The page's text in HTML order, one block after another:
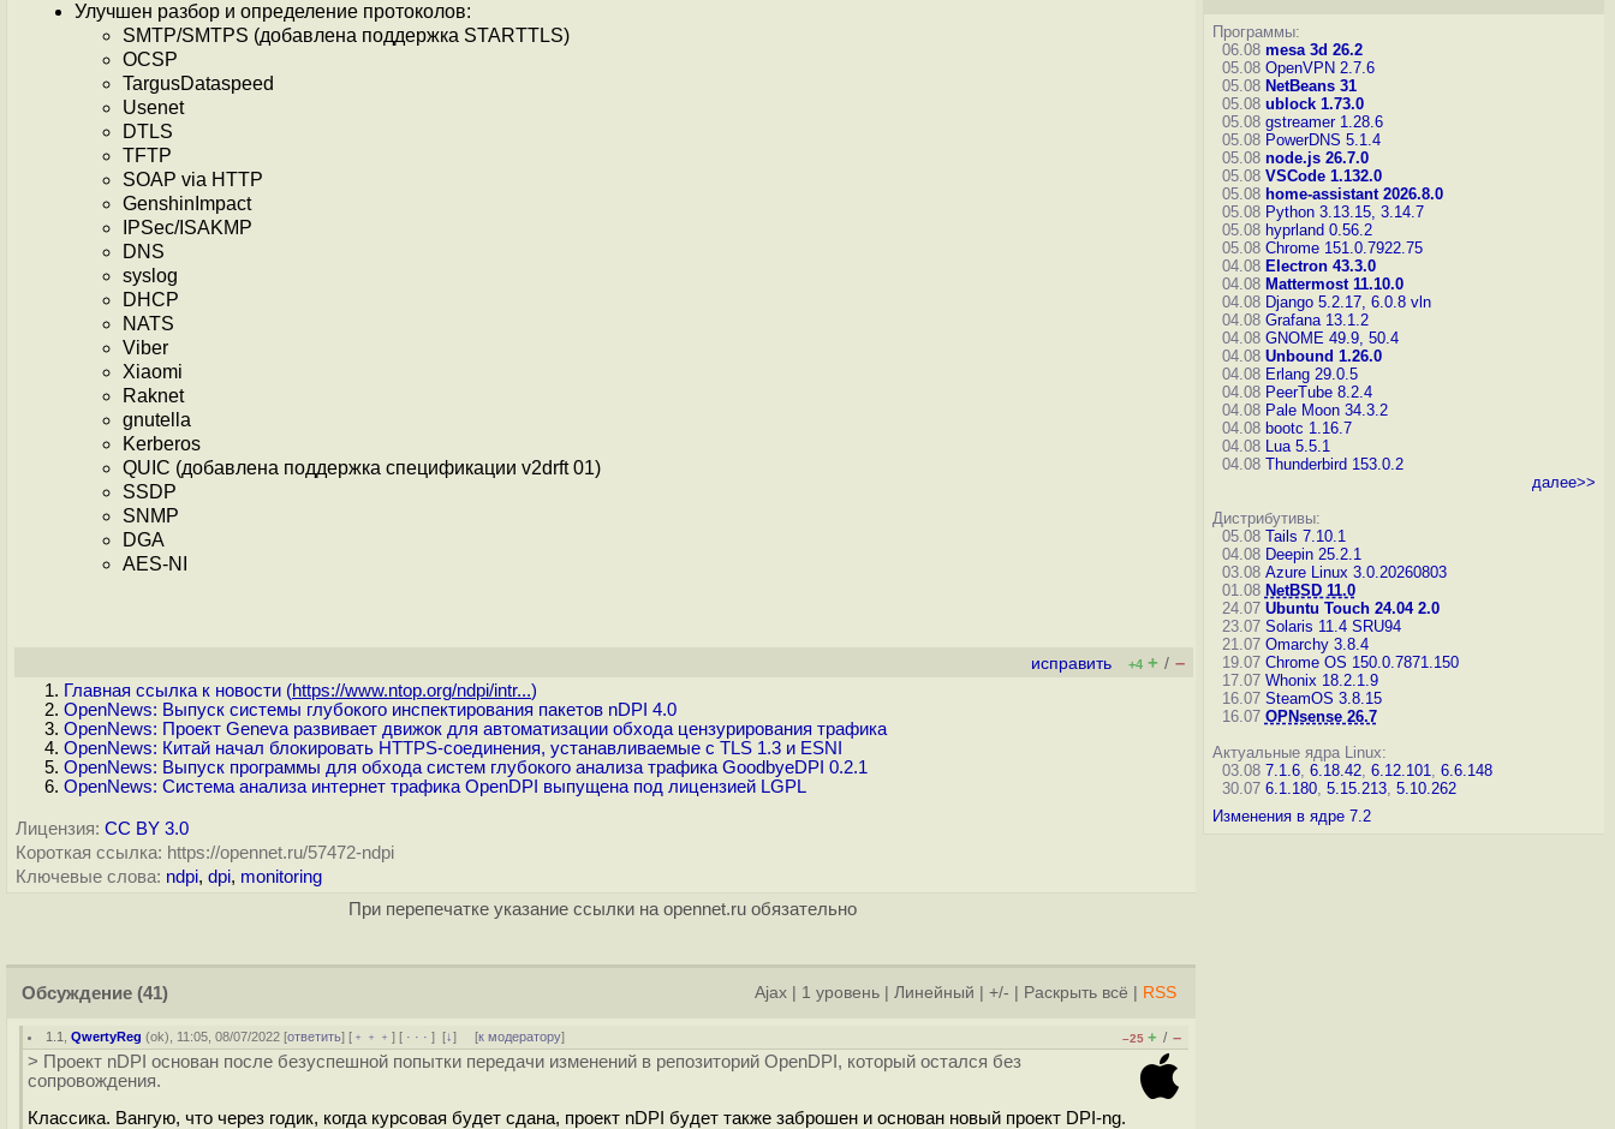
Улучшен разбор и определение протоколов:
SMTP/SMTPS (добавлена поддержка STARTTLS)
OCSP
TargusDataspeed
Usenet
DTLS
TFTP
SOAP via HTTP
GenshinImpact
IPSec/ISAKMP
DNS
syslog
DHCP
NATS
Viber
Xiaomi
Raknet
gnutella
Kerberos
QUIC (добавлена поддержка спецификации v2drft 01)
SSDP
SNMP
DGA
AES-NI
исправить +4 + / –
Главная ссылка к новости (https://www.ntop.org/ndpi/intr...)
OpenNews: Выпуск системы глубокого инспектирования пакетов nDPI 4.0
OpenNews: Проект Geneva развивает движок для автоматизации обхода цензурирования трафика
OpenNews: Китай начал блокировать HTTPS-соединения, устанавливаемые с TLS 1.3 и ESNI
OpenNews: Выпуск программы для обхода систем глубокого анализа трафика GoodbyeDPI 0.2.1
OpenNews: Система анализа интернет трафика OpenDPI выпущена под лицензией LGPL
Лицензия: CC BY 3.0
Короткая ссылка: https://opennet.ru/57472-ndpi
Ключевые слова: ndpi, dpi, monitoring
При перепечатке указание ссылки на opennet.ru обязательно
Обсуждение (41) Ajax 1 уровень Линейный +/- Раскрыть всё RSS
1.1 ,QwertyReg (ok), 11:05, 08/07/2022 [ответить] [ ﹢﹢﹢] [ · · ·][↓] [к модератору] –25 + / –
> Проект nDPI основан после безуспешной попытки передачи изменений в репозиторий OpenDPI, который остался без
сопровождения.
Классика. Вангую, что через годик, когда курсовая будет сдана, проект nDPI будет также заброшен и основан новый проект DPI-ng.
Программы:
06.08 mesa 3d 26.2
05.08 OpenVPN 2.7.6
05.08 NetBeans 31
05.08 ublock 1.73.0
05.08 gstreamer 1.28.6
05.08 PowerDNS 5.1.4
05.08 node.js 26.7.0
05.08 VSCode 1.132.0
05.08 home-assistant 2026.8.0
05.08 Python 3.13.15, 3.14.7
05.08 hyprland 0.56.2
05.08 Chrome 151.0.7922.75
04.08 Electron 43.3.0
04.08 Mattermost 11.10.0
04.08 Django 5.2.17, 6.0.8 vln
04.08 Grafana 13.1.2
04.08 GNOME 49.9, 50.4
04.08 Unbound 1.26.0
04.08 Erlang 29.0.5
04.08 PeerTube 8.2.4
04.08 Pale Moon 34.3.2
04.08 bootc 1.16.7
04.08 Lua 5.5.1
04.08 Thunderbird 153.0.2
далее>>
Дистрибутивы:
05.08 Tails 7.10.1
04.08 Deepin 25.2.1
03.08 Azure Linux 3.0.20260803
01.08 NetBSD 11.0
24.07 Ubuntu Touch 24.04 2.0
23.07 Solaris 11.4 SRU94
21.07 Omarchy 3.8.4
19.07 Chrome OS 150.0.7871.150
17.07 Whonix 18.2.1.9
16.07 SteamOS 3.8.15
16.07 OPNsense 26.7
Актуальные ядра Linux:
03.08 7.1.6, 6.18.42, 6.12.101, 6.6.148
30.07 6.1.180, 5.15.213, 5.10.262
Изменения в ядре 7.2